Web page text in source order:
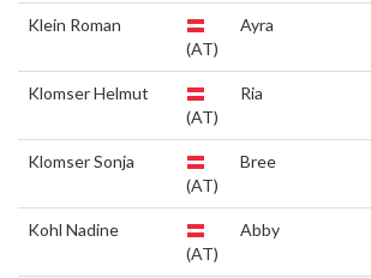
Klein Roman
(AT)
Ayra
Klomser Helmut
(AT)
Ria
Klomser Sonja
(AT)
Bree
Kohl Nadine
(AT)
Abby